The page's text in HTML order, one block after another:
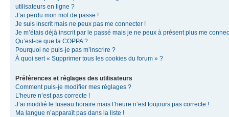
utilisateurs en ligne ?
J’ai perdu mon mot de passe !
Je suis inscrit mais ne peux pas me connecter !
Je m’étais déjà inscrit par le passé mais je ne peux à présent plus me
Qu’est-ce que la COPPA ?
Pourquoi ne puis-je pas m’inscrire ?
À quoi sert « Supprimer tous les cookies du forum » ?
Préférences et réglages des utilisateurs
Comment puis-je modifier mes réglages ?
L’heure n’est pas correcte !
J’ai modifié le fuseau horaire mais l’heure n’est toujours pas correcte !
Ma langue n’apparaît pas dans la liste !